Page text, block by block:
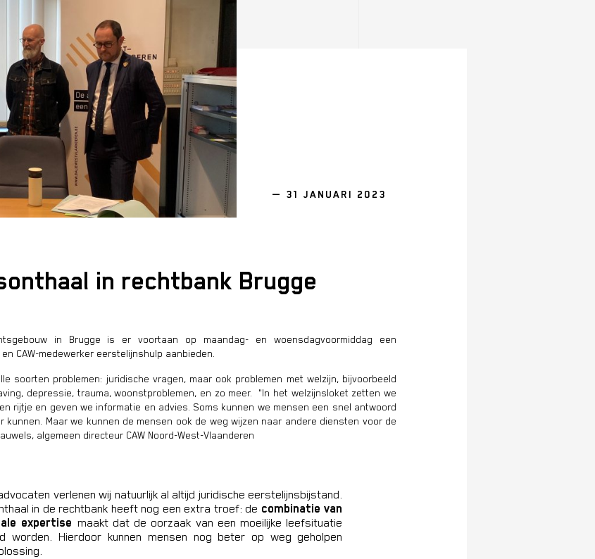
— 31 JANUARI 2023
in rechtbank Brugge
in Brugge is er voortaan op maandag- en woensdagvoormiddag een
CAW-medewerker eerstelijnshulp aanbieden.
soorten problemen: juridische vragen, maar ook problemen met welzijn, bijvoorbeeld
depressie, trauma, woonstproblemen, en zo meer. "In het welzijnsloket zetten we
rijtje en geven we informatie en advies. Soms kunnen we mensen een snel antwoord
kunnen. Maar we kunnen de mensen ook de weg wijzen naar andere diensten voor de
algemeen directeur CAW Noord-West-Vlaanderen
verlenen wij natuurlijk al altijd juridische eerstelijnsbijstand.
in de rechtbank heeft nog een extra troef: de combinatie van
expertise maakt dat de oorzaak van een moeilijke leefsituatie
worden. Hierdoor kunnen mensen nog beter op weg geholpen